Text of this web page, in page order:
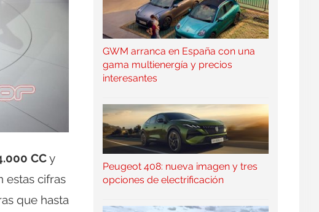
CCy
estas cifras
que hasta
GWM arranca en España con una
gama multienergía y precios
interesantes
Peugeot 408: nueva imagen y tres
opciones de electrificación